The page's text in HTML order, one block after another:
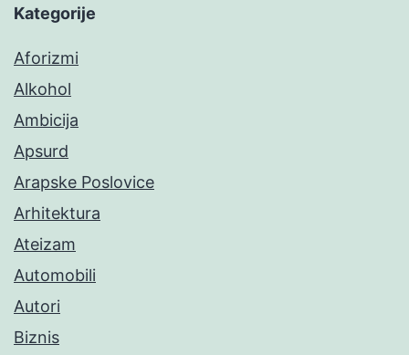
Kategorije
Aforizmi
Alkohol
Ambicija
Apsurd
Arapske Poslovice
Arhitektura
Ateizam
Automobili
Autori
Biznis